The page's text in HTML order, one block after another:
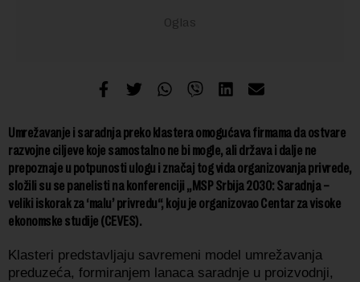
Umrežavanje i saradnja preko klastera omogućava firmama da ostvare
razvojne ciljeve koje samostalno ne bi mogle, ali država i dalje ne
prepoznaje u potpunosti ulogu i značaj tog vida organizovanja privrede,
složili su se panelisti na konferenciji „MSP Srbija 2030: Saradnja –
veliki iskorak za ‘malu’ privredu“, koju je organizovao Centar za visoke
ekonomske studije (CEVES).
Klasteri predstavljaju savremeni model umrežavanja
preduzeća, formiranjem lanaca saradnje u proizvodnji,